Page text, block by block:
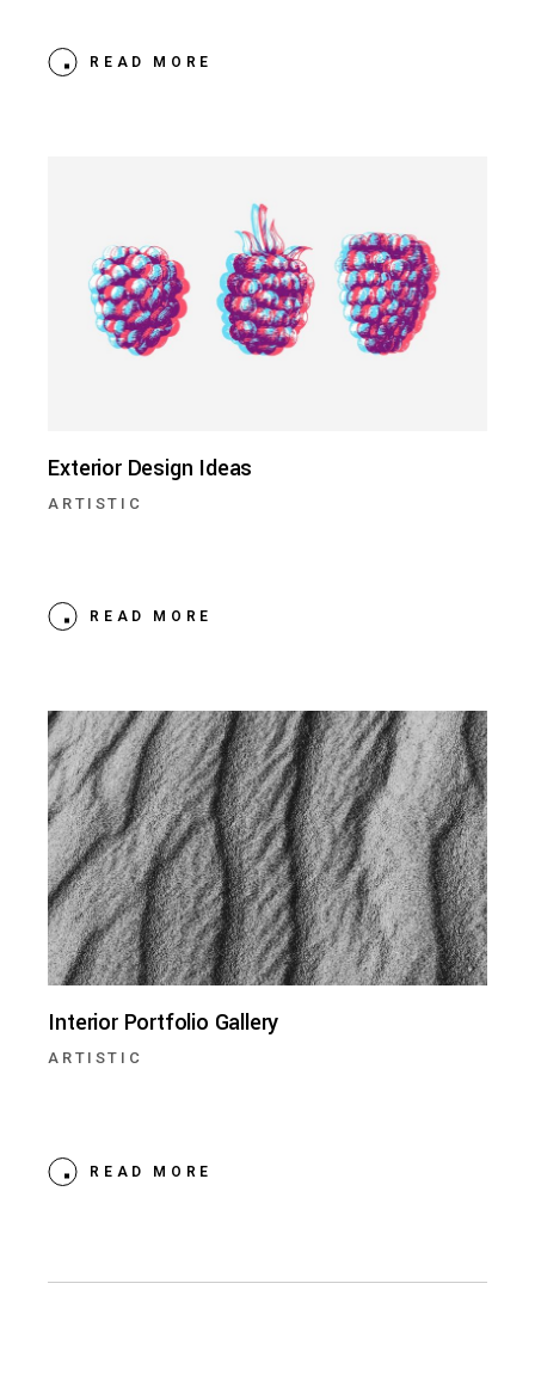
READ MORE
Exterior Design Ideas
ARTISTIC
READ MORE
Interior Portfolio Gallery
ARTISTIC
READ MORE